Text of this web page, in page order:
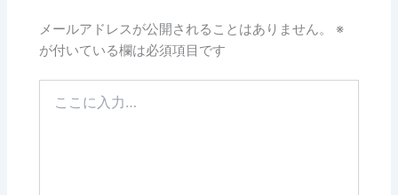
メールアドレスが公開されることはありません。
※
が付いている欄は必須項目です